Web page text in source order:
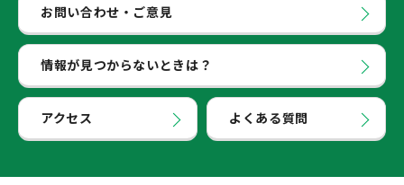
お問い合わせ・ご意見
情報が見つからないときは？
アクセス よくある質問